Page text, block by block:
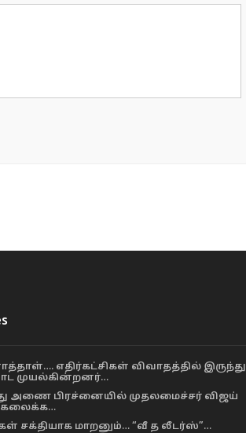
எதிர்கட்சிகள் விவாதத்தில் இருந்து
முயல்கின்றனர்…
அணை பிரச்னையில் முதலமைச்சர் விஜய்
கலைக்க…
சக்தியாக மாறனும்… “வீ த லீடர்ஸ்”…